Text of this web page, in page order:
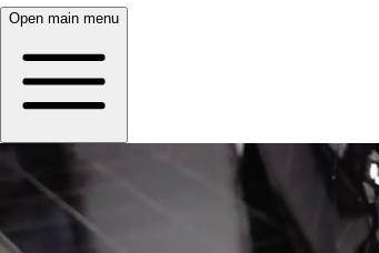
Open main menu